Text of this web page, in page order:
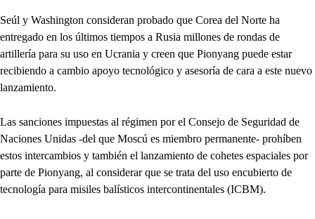
Seúl y Washington consideran probado que Corea del Norte ha
entregado en los últimos tiempos a Rusia millones de rondas de
artillería para su uso en Ucrania y creen que Pionyang puede estar
recibiendo a cambio apoyo tecnológico y asesoría de cara a este nuevo
lanzamiento.
Las sanciones impuestas al régimen por el Consejo de Seguridad de
Naciones Unidas -del que Moscú es miembro permanente- prohíben
estos intercambios y también el lanzamiento de cohetes espaciales por
parte de Pionyang, al considerar que se trata del uso encubierto de
tecnología para misiles balísticos intercontinentales (ICBM).